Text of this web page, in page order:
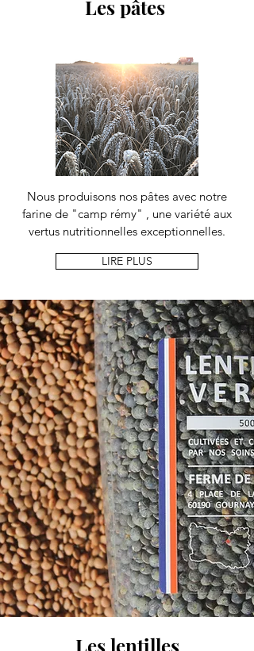
Les pâtes
Nous produisons nos pâtes avec notre
farine de "camp rémy" , une variété aux
vertus nutritionnelles exceptionnelles.
LIRE PLUS
Les lentilles